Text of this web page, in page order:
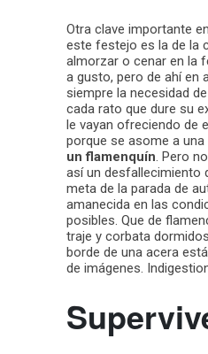
Otra clave importante
este festejo es la de la
almorzar o cenar en la
a gusto, pero de ahí en
siempre la necesidad
cada rato que dure su
le vayan ofreciendo de
porque se asome a una
un flamenquín. Pero
así un desfallecimiento
meta de la parada de
amanecida en las
posibles. Que de
traje y corbata
borde de una acera
de imágenes.